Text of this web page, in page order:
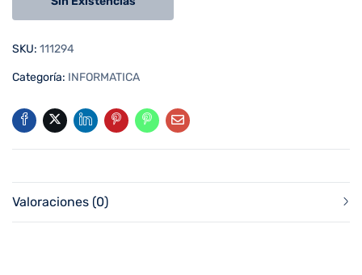
SKU: 111294
Categoría: INFORMATICA
Valoraciones (0)